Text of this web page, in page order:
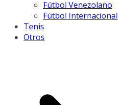
Fútbol Venezolano
Fútbol Internacional
Tenis
Otros